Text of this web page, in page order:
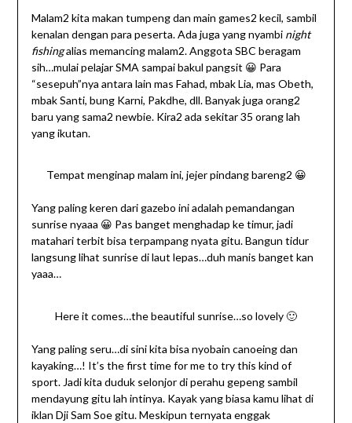
Malam2 kita makan tumpeng dan main games2 kecil, sambil
kenalan dengan para peserta. Ada juga yang nyambi night
fishingalias memancing malam2. Anggota SBC beragam
sih…mulai pelajar SMA sampai bakul pangsit 😀 Para
“sesepuh”nya antara lain mas Fahad, mbak Lia, mas Obeth,
mbak Santi, bung Karni, Pakdhe, dll. Banyak juga orang2
baru yang sama2 newbie. Kira2 ada sekitar 35 orang lah
yang ikutan.
Tempat menginap malam ini, jejer pindang bareng2 😀
Yang paling keren dari gazebo ini adalah pemandangan
sunrise nyaaa 😀 Pas banget menghadap ke timur, jadi
matahari terbit bisa terpampang nyata gitu. Bangun tidur
langsung lihat sunrise di laut lepas…duh manis banget kan
yaaa…
Here it comes…the beautiful sunrise…so lovely 🙂
Yang paling seru…di sini kita bisa nyobain canoeing dan
kayaking…! It’s the first time for me to try this kind of
sport. Jadi kita duduk selonjor di perahu gepeng sambil
mendayung gitu lah intinya. Kayak yang biasa kamu lihat di
iklan Dji Sam Soe gitu. Meskipun ternyata enggak